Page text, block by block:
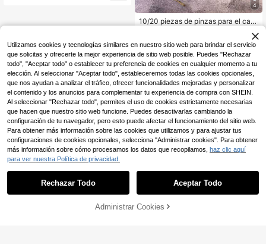
4
10/20 piezas de pinzas para el cab
alla degradada, accesorios para el
cabello con diseño de ala de tul vint
age, adecuados para flequillo y pin
zas laterales de mujer, colores aleat
orios, accesorios para el cabello lin
dos, dulces y de alta gama para uso
diario, vacaciones en la playa y fot
ografía de actuaciones festivas
AÑADIR A LA BOLSA
Utilizamos cookies y tecnologías similares en nuestro sitio web para brindar el servicio
que solicitas y ofrecerte la mejor experiencia de sitio web posible. Puedes "Rechazar
todo", "Aceptar todo" o establecer tu preferencia de cookies en cualquier momento a tu
elección. Al seleccionar "Aceptar todo", estableceremos todas las cookies opcionales,
que nos ayudan a analizar el tráfico, ofrecer funcionalidades mejoradas y personalizar
el contenido y los anuncios para complementar tu experiencia de compra con SHEIN.
Al seleccionar "Rechazar todo", permites el uso de cookies estrictamente necesarias
que hacen que nuestro sitio web funcione. Puedes desactivarlas cambiando la
configuración de tu navegador, pero esto puede afectar el funcionamiento del sitio web.
Para obtener más información sobre las cookies que utilizamos y para ajustar tus
configuraciones de cookies opcionales, selecciona "Administrar cookies". Para obtener
más información sobre cómo procesamos los datos que recopilamos, haz clic aquí
para ver nuestra Política de privacidad.
Rechazar Todo Aceptar Todo
Administrar Cookies